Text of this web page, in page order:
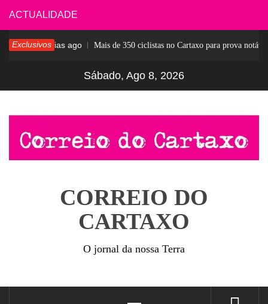
Skip
to
content
ACTUALIDADE
Exclusivos6 dias ago Mais de 350 ciclistas no Cartaxo para prova notável
Sábado, Ago 8, 2026
CORREIO DO
CARTAXO
O jornal da nossa Terra